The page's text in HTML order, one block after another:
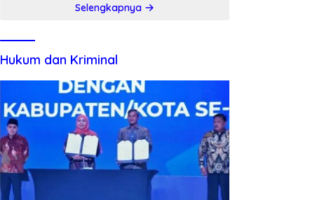
Selengkapnya
Hukum dan Kriminal